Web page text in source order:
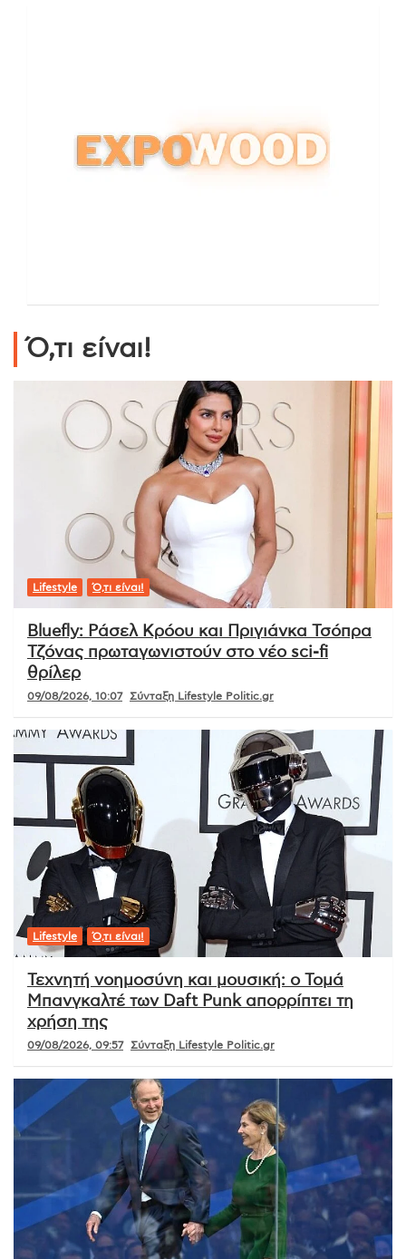
Ό,τι είναι!
Lifestyle Ό,τι είναι!
Bluefly: Ράσελ Κρόου και Πριγιάνκα Τσόπρα
Τζόνας πρωταγωνιστούν στο νέο sci-fi
θρίλερ
09/08/2026, 10:07 Σύνταξη Lifestyle Politic.gr
Lifestyle Ό,τι είναι!
Τεχνητή νοημοσύνη και μουσική: ο Τομά
Μπανγκαλτέ των Daft Punk απορρίπτει τη
χρήση της
09/08/2026, 09:57 Σύνταξη Lifestyle Politic.gr